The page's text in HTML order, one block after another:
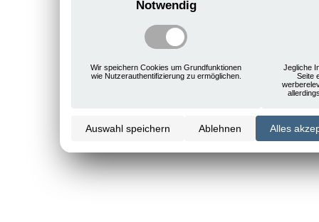
Notwendig
Wir speichern Cookies um Grundfunktionen
wie Nutzerauthentifizierung zu ermöglichen.
Jegliche
Seite
Auswahl speichern Ablehnen Alles